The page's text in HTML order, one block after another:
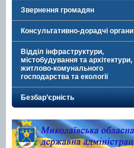
Звернення громадян
Консультативно-дорадчі органи
Відділ інфраструктури,
містобудування та архітектури,
житлово-комунального
господарства та екології
Безбар’єрність